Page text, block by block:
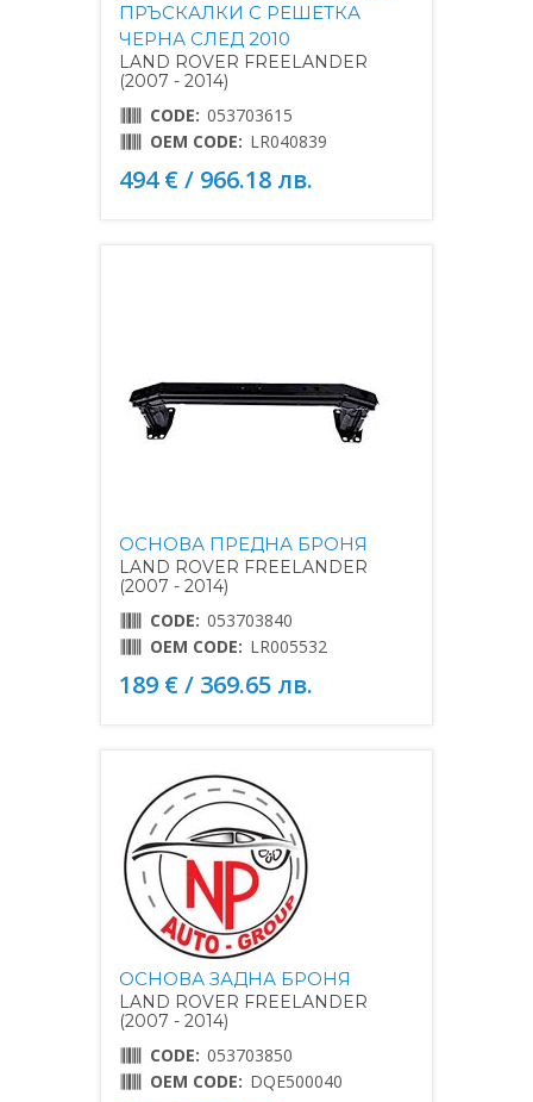
ПРЪСКАЛКИ С РЕШЕТКА
ЧЕРНА СЛЕД 2010
LAND ROVER FREELANDER
(2007 - 2014)
CODE: 053703615
OEM CODE: LR040839
494 € / 966.18 лв.
ОСНОВА ПРЕДНА БРОНЯ
LAND ROVER FREELANDER
(2007 - 2014)
CODE: 053703840
OEM CODE: LR005532
189 € / 369.65 лв.
ОСНОВА ЗАДНА БРОНЯ
LAND ROVER FREELANDER
(2007 - 2014)
CODE: 053703850
OEM CODE: DQE500040